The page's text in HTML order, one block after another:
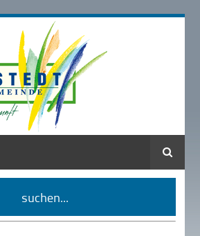
Suche
suchen...